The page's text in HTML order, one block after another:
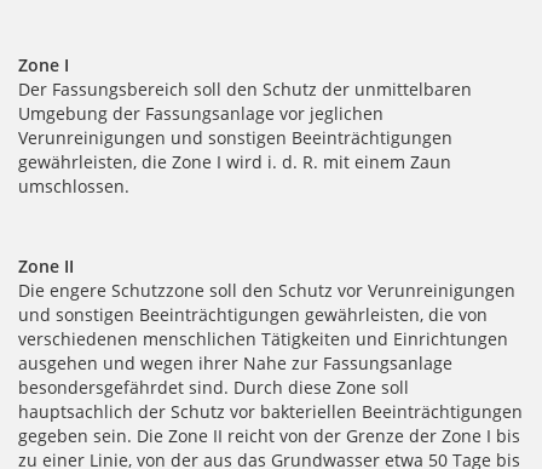
Zone I
Der Fassungsbereich soll den Schutz der unmittelbaren
Umgebung der Fassungsanlage vor jeglichen
Verunreinigungen und sonstigen Beeinträchtigungen
gewährleisten, die Zone I wird i. d. R. mit einem Zaun
umschlossen.
Zone II
Die engere Schutzzone soll den Schutz vor Verunreinigungen
und sonstigen Beeinträchtigungen gewährleisten, die von
verschiedenen menschlichen Tätigkeiten und Einrichtungen
ausgehen und wegen ihrer Nahe zur Fassungsanlage
besondersgefährdet sind. Durch diese Zone soll
hauptsachlich der Schutz vor bakteriellen Beeinträchtigungen
gegeben sein. Die Zone II reicht von der Grenze der Zone I bis
zu einer Linie, von der aus das Grundwasser etwa 50 Tage bis